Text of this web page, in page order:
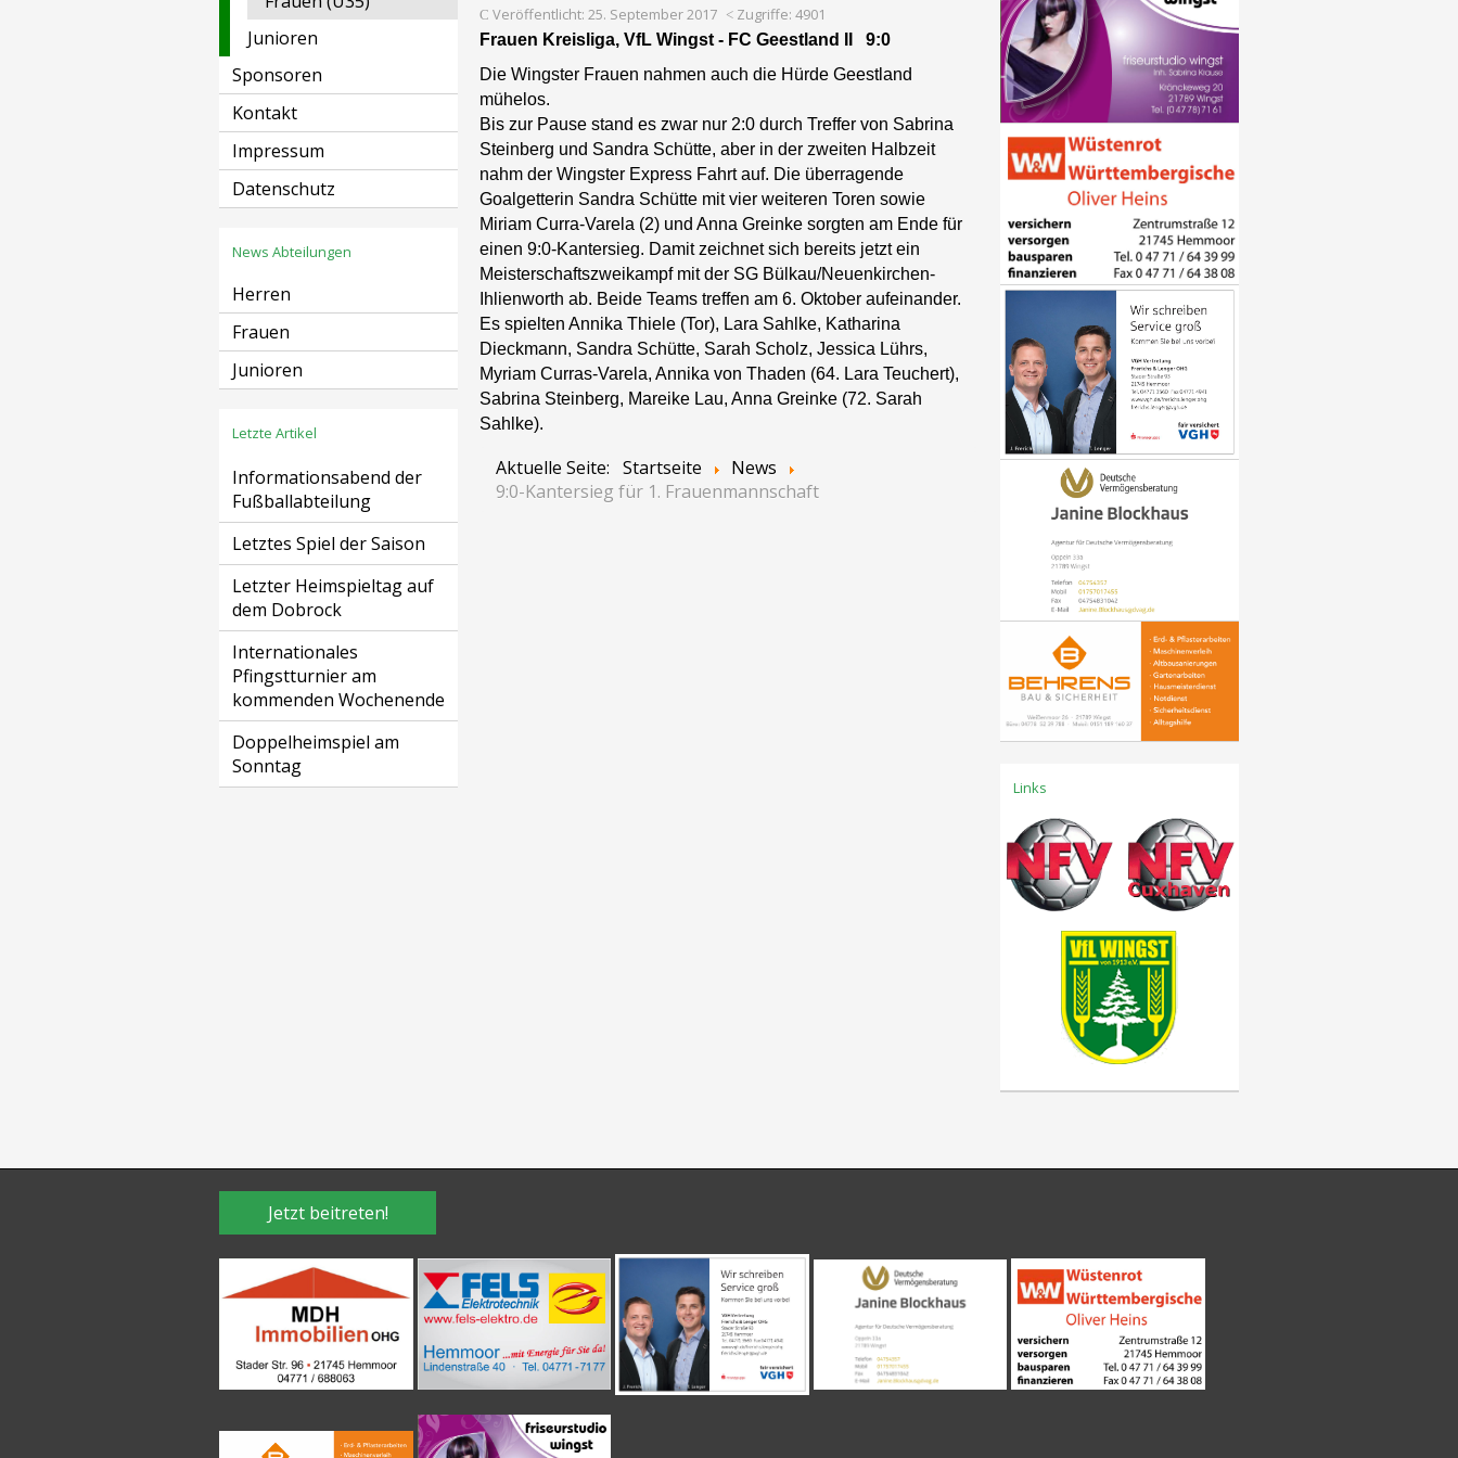
Junioren
Sponsoren
Kontakt
Impressum
Datenschutz
News Abteilungen
Herren
Frauen
Junioren
Letzte Artikel
Informationsabend der
Fußballabteilung
Letztes Spiel der Saison
Letzter Heimspieltag auf
dem Dobrock
Internationales
Pfingstturnier am
kommenden Wochenende
Doppelheimspiel am
Sonntag
Veröffentlicht: 25. September 2017 Zugriffe: 4901
Frauen Kreisliga, VfL Wingst - FC Geestland II 9:0
Die Wingster Frauen nahmen auch die Hürde Geestland
mühelos.
Bis zur Pause stand es zwar nur 2:0 durch Treffer von Sabrina
Steinberg und Sandra Schütte, aber in der zweiten Halbzeit
nahm der Wingster Express Fahrt auf. Die überragende
Goalgetterin Sandra Schütte mit vier weiteren Toren sowie
Miriam Curra-Varela (2) und Anna Greinke sorgten am Ende für
einen 9:0-Kantersieg. Damit zeichnet sich bereits jetzt ein
Meisterschaftszweikampf mit der SG Bülkau/Neuenkirchen-
Ihlienworth ab. Beide Teams treffen am 6. Oktober aufeinander.
Es spielten Annika Thiele (Tor), Lara Sahlke, Katharina
Dieckmann, Sandra Schütte, Sarah Scholz, Jessica Lührs,
Myriam Curras-Varela, Annika von Thaden (64. Lara Teuchert),
Sabrina Steinberg, Mareike Lau, Anna Greinke (72. Sarah
Sahlke).
Aktuelle Seite: Startseite
News
9:0-Kantersieg für 1. Frauenmannschaft
Links
Jetzt beitreten!